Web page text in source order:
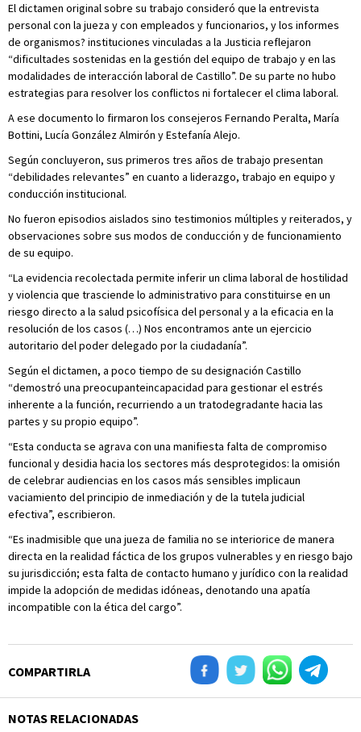
El dictamen original sobre su trabajo consideró que la entrevista
personal con la jueza y con empleados y funcionarios, y los informes
de organismos? instituciones vinculadas a la Justicia reflejaron
“dificultades sostenidas en la gestión del equipo de trabajo y en las
modalidades de interacción laboral de Castillo”. De su parte no hubo
estrategias para resolver los conflictos ni fortalecer el clima laboral.
A ese documento lo firmaron los consejeros Fernando Peralta, María
Bottini, Lucía González Almirón y Estefanía Alejo.
Según concluyeron, sus primeros tres años de trabajo presentan
“debilidades relevantes” en cuanto a liderazgo, trabajo en equipo y
conducción institucional.
No fueron episodios aislados sino testimonios múltiples y reiterados, y
observaciones sobre sus modos de conducción y de funcionamiento
de su equipo.
“La evidencia recolectada permite inferir un clima laboral de hostilidad
y violencia que trasciende lo administrativo para constituirse en un
riesgo directo a la salud psicofísica del personal y a la eficacia en la
resolución de los casos (…) Nos encontramos ante un ejercicio
autoritario del poder delegado por la ciudadanía”.
Según el dictamen, a poco tiempo de su designación Castillo
“demostró una preocupanteincapacidad para gestionar el estrés
inherente a la función, recurriendo a un tratodegradante hacia las
partes y su propio equipo”.
“Esta conducta se agrava con una manifiesta falta de compromiso
funcional y desidia hacia los sectores más desprotegidos: la omisión
de celebrar audiencias en los casos más sensibles implicaun
vaciamiento del principio de inmediación y de la tutela judicial
efectiva”, escribieron.
“Es inadmisible que una jueza de familia no se interiorice de manera
directa en la realidad fáctica de los grupos vulnerables y en riesgo bajo
su jurisdicción; esta falta de contacto humano y jurídico con la realidad
impide la adopción de medidas idóneas, denotando una apatía
incompatible con la ética del cargo”.
COMPARTIRLA
NOTAS RELACIONADAS